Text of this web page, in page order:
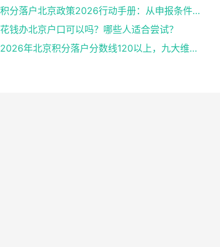
积分落户北京政策2026行动手册：从申报条件到办理流程
花钱办北京户口可以吗？哪些人适合尝试？
2026年北京积分落户分数线120以上，九大维度深度解析！